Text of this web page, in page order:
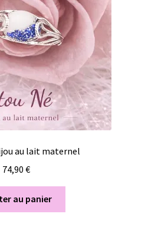
au lait maternel
74,90 €
au panier